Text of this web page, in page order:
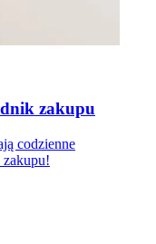
zakupu
codzienne